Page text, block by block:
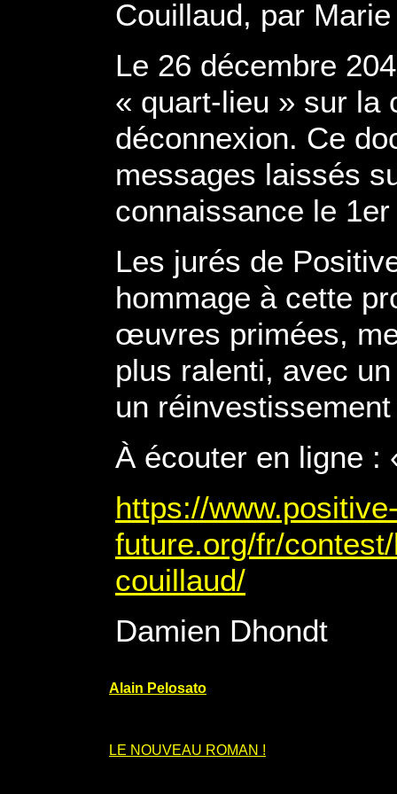
Couillaud, par
Le 26 décembre
« quart-lieu » sur la
déconnexion. Ce
messages laissés
connaissance le
Les jurés de
hommage à cette
œuvres primées,
plus ralenti, avec
un
À écouter en ligne :
https://
future.org/fr/
couillaud/
Damien Dhondt
Alain Pelosato
LE NOUVEAU ROMAN !